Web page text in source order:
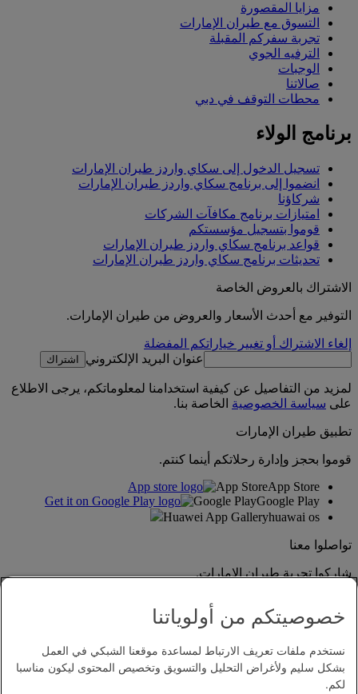
مزايا المقصورة
التسوق مع طيران الإمارات
تجربة سفركم المقبلة
الترفيه الجوي
الوجبات
صالاتنا
محطات التوقف في دبي
برنامج الولاء
تسجيل الدخول إلى سكاي واردز طيران الإمارات
انضموا إلى برنامج سكاي واردز طيران الإمارات
شركاؤنا
امتيازات برنامج مكافآت الشركات
قوموا بتسجيل مؤسستكم
قواعد برنامج سكاي واردز طيران الإمارات
تحديثات برنامج سكاي واردز طيران الإمارات
الاشتراك بالعروض الخاصة
التوفير مع أحدث الأسعار والعروض من طيران الإمارات.
إلغاء الاشتراك أو تغيير خياراتكم المفضلة
عنوان البريد الإلكتروني
اشتراك
لمزيد من التفاصيل عن كيفية استخدامنا لمعلوماتكم، يرجى الاطلاع
على سياسة الخصوصية الخاصة بنا.
تطبيق طيران الإمارات
قوموا بحجز وإدارة رحلاتكم أينما كنتم.
App StoreApp Store
Google PlayGoogle Play
Huawei App Galleryhuawai os
تواصلوا معنا
شاركوا تجربة طيران الإمارات.
خصوصيتكم من أولوياتنا
نستخدم ملفات تعريف الارتباط لمساعدة موقعنا الشبكي في العمل
بشكل سليم ولأغراض التحليل والتسويق وتخصيص المحتوى ليكون مناسبا
لكم.